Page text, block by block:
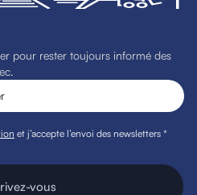
pour rester toujours informé des
et j’accepte l’envoi des newsletters *
vous